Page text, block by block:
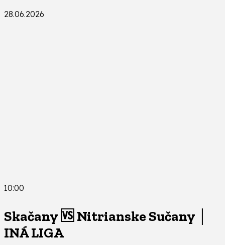
28.06.2026
10:00
Skačany 🆚 Nitrianske Sučany │
INÁ LIGA